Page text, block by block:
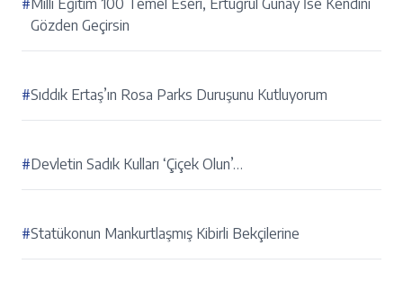
#Milli Eğitim 100 Temel Eseri, Ertuğrul Günay İse Kendini
Gözden Geçirsin
#Sıddık Ertaş’ın Rosa Parks Duruşunu Kutluyorum
#Devletin Sadık Kulları ‘Çiçek Olun’…
#Statükonun Mankurtlaşmış Kibirli Bekçilerine